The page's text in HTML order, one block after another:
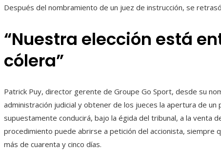
Después del nombramiento de un juez de instrucción, se
“Nuestra elección está
cólera”
Patrick Puy, director gerente de Groupe Go Sport, desde su
administración judicial y obtener de los jueces la apertura de un
supuestamente conducirá, bajo la égida del tribunal, a la venta
procedimiento puede abrirse a petición del accionista, siempre
más de cuarenta y cinco días.